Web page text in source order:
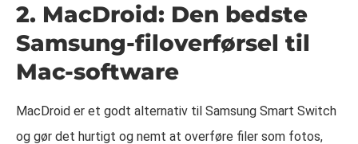
2. MacDroid: Den bedste
Samsung-filoverførsel til
Mac-software
MacDroid er et godt alternativ til Samsung Smart Switch
og gør det hurtigt og nemt at overføre filer som fotos,